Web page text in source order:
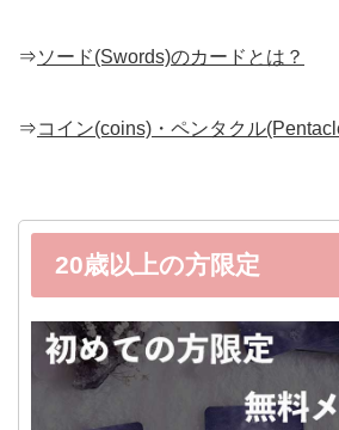
⇒ソード(Swords)のカードとは？
⇒コイン(coins)・ペンタクル
20歳以上の方限定